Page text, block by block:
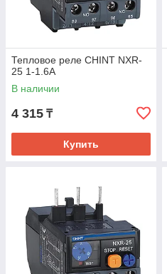
Тепловое реле CHINT NXR-
25 1-1.6A
В наличии
4 315 ₸
Купить